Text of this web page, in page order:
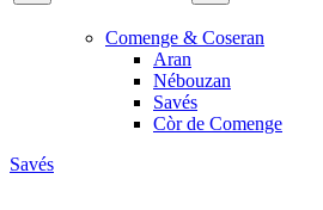
Comenge & Coseran
Aran
Nébouzan
Savés
Còr de Comenge
Savés